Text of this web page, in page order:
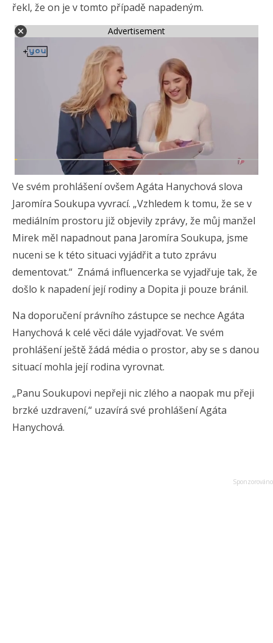
řekl, že on je v tomto případě napadeným.
Advertisement
Ve svém prohlášení ovšem Agáta Hanychová slova
Jaromíra Soukupa vyvrací. „Vzhledem k tomu, že se v
mediálním prostoru již objevily zprávy, že můj manžel
Mirek měl napadnout pana Jaromíra Soukupa, jsme
nuceni se k této situaci vyjádřit a tuto zprávu
dementovat.“ Známá influencerka se vyjadřuje tak, že
došlo k napadení její rodiny a Dopita ji pouze bránil.
Na doporučení právního zástupce se nechce Agáta
Hanychová k celé věci dále vyjadřovat. Ve svém
prohlášení ještě žádá média o prostor, aby se s danou
situací mohla její rodina vyrovnat.
„Panu Soukupovi nepřeji nic zlého a naopak mu přeji
brzké uzdravení,“ uzavírá své prohlášení Agáta
Hanychová.